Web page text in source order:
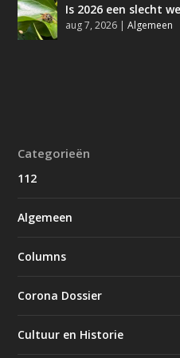
Is 2026 een slecht
aug 7, 2026 |Algemeen
Categorieën
112
Algemeen
Columns
Corona Dossier
Cultuur en Historie